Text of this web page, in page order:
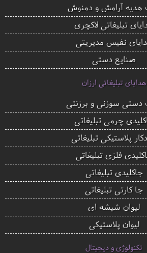
آرامش و دمنوش
تبلیغاتی لاکچری
نفیس مدیریتی
صنایع دستی
هدایای تبلیغاتی ارزان
سوزنی و برزنتی
چرمی تبلیغاتی
پلاستیکی تبلیغاتی
فلزی تبلیغاتی
جاکلیدی تبلیغاتی
جا کارتی تبلیغاتی
لیوان شیشه ای
لیوان پلاستیکی
تکنولوژی و دیجیتال